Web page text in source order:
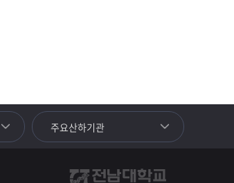
주요산하기관